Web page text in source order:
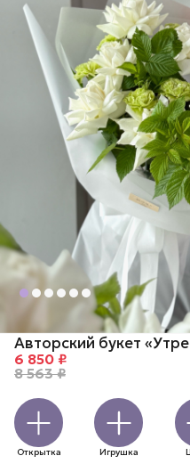
Авторский букет
6 850 ₽
8 563 ₽
Открытка Игрушка